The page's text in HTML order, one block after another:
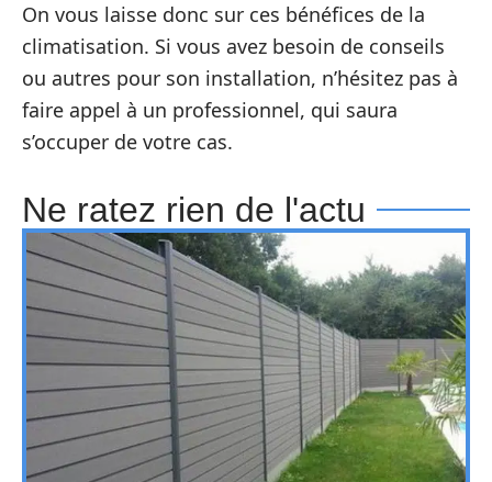
On vous laisse donc sur ces bénéfices de la
climatisation. Si vous avez besoin de conseils
ou autres pour son installation, n’hésitez pas à
faire appel à un professionnel, qui saura
s’occuper de votre cas.
Ne ratez rien de l'actu